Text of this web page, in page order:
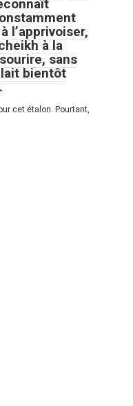
l’apprivoiser,
à la
sans
bientôt
cet étalon. Pourtant,